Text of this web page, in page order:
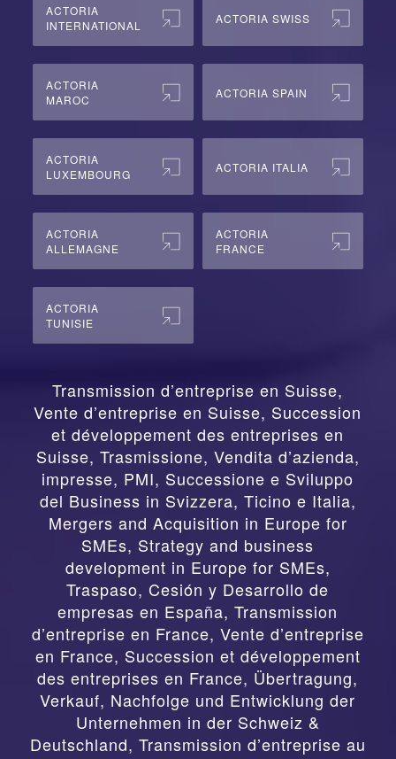
ACTORIA
INTERNATIONAL
ACTORIA SWISS
ACTORIA
MAROC
ACTORIA SPAIN
ACTORIA
LUXEMBOURG
ACTORIA ITALIA
ACTORIA
ALLEMAGNE
ACTORIA
FRANCE
ACTORIA
TUNISIE
Transmission d’entreprise en Suisse,
Vente d’entreprise en Suisse, Succession
et développement des entreprises en
Suisse, Trasmissione, Vendita d’azienda,
impresse, PMI, Successione e Sviluppo
del Business in Svizzera, Ticino e Italia,
Mergers and Acquisition in Europe for
SMEs, Strategy and business
development in Europe for SMEs,
Traspaso, Cesión y Desarrollo de
empresas en España,Transmission
d’entreprise en France, Vente d’entreprise
en France, Succession et développement
des entreprises en France, Übertragung,
Verkauf, Nachfolge und Entwicklung der
Unternehmen in der Schweiz &
Deutschland, Transmission d’entreprise au